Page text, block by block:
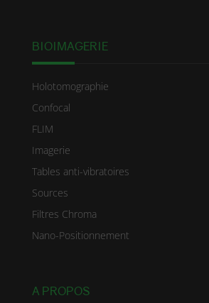
BIOIMAGERIE
Holotomographie
Confocal
FLIM
Imagerie
Tables anti-vibratoires
Sources
Filtres Chroma
Nano-Positionnement
A PROPOS